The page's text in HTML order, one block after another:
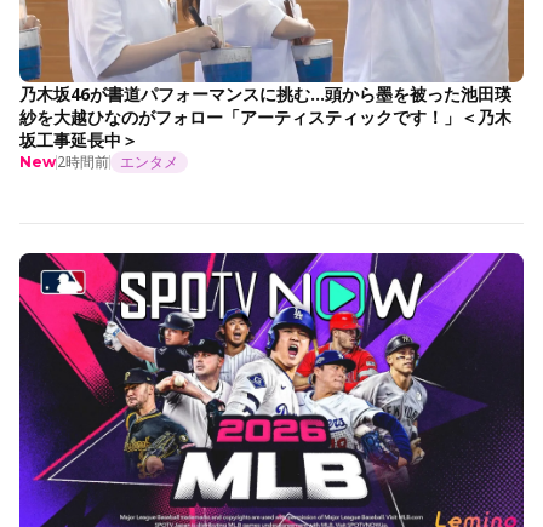
乃木坂46が書道パフォーマンスに挑む…頭から墨を被った池田瑛
紗を大越ひなのがフォロー「アーティスティックです！」＜乃木
坂工事延長中＞
New2時間前 エンタメ